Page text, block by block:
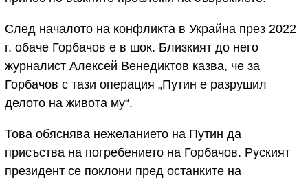
След началото на конфликта в Украйна през 2022
г. обаче Горбачов е в шок. Близкият до него
журналист Алексей Венедиктов казва, че за
Горбачов с тази операция „Путин е разрушил
делото на живота му“.
Това обяснява нежеланието на Путин да
присъства на погребението на Горбачов. Руският
президент се поклони пред останките на